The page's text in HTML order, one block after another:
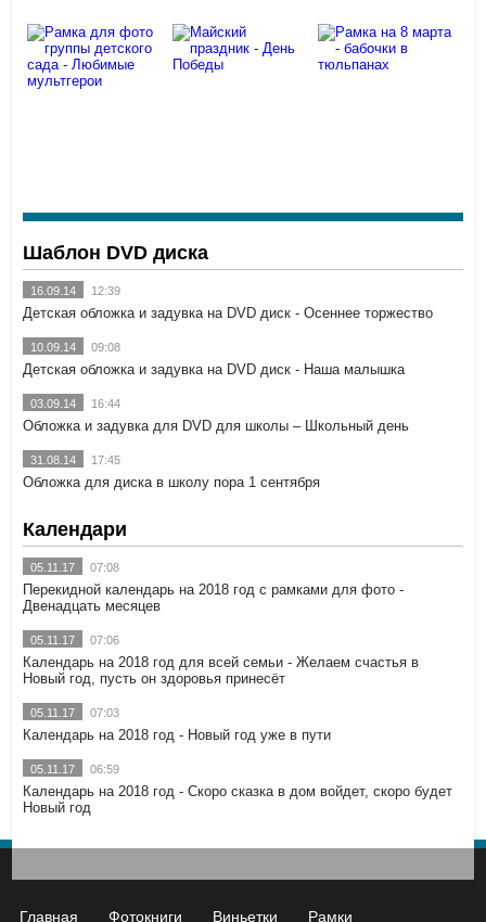
Женская
рамка для
Photoshop -
фото класса
на
последнем
звонке для
Весенняя
рамка для
детского
Любимые
мультгерои
Майский
День
Победы
Рамка на 8
Шаблон DVD диска
16.09.14 12:39
Детская обложка и задувка на DVD диск - Осеннее торжество
10.09.14 09:08
Детская обложка и задувка на DVD диск - Наша малышка
03.09.14 16:44
Обложка и задувка для DVD для школы – Школьный день
31.08.14 17:45
Обложка для диска в школу пора 1 сентября
Календари
05.11.17 07:08
Перекидной календарь на 2018 год с рамками для фото -
Двенадцать месяцев
05.11.17 07:06
Календарь на 2018 год для всей семьи - Желаем счастья в
Новый год, пусть он здоровья принесёт
05.11.17 07:03
Календарь на 2018 год - Новый год уже в пути
05.11.17 06:59
Календарь на 2018 год - Скоро сказка в дом войдет, скоро будет
Новый год
Главная Фотокниги Виньетки Рамки